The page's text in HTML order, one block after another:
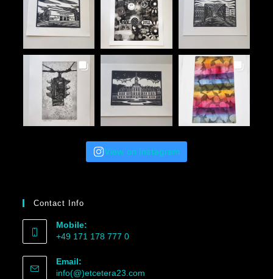
View on Instagram
Contact Info
Mobile:
+49 171 178 777 0
Email:
info(@)etcetera23.com